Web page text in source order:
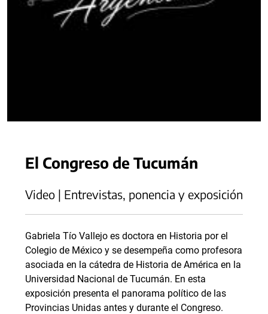
El Congreso de Tucumán
Video | Entrevistas, ponencia y exposición
Gabriela Tío Vallejo es doctora en Historia por el
Colegio de México y se desempeña como profesora
asociada en la cátedra de Historia de América en la
Universidad Nacional de Tucumán. En esta
exposición presenta el panorama político de las
Provincias Unidas antes y durante el Congreso.